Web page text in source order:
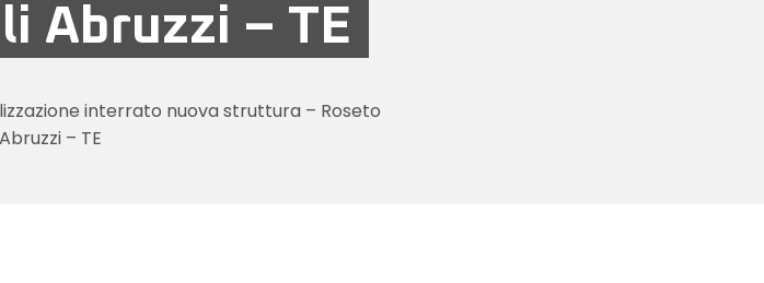
Abruzzi – TE
interrato nuova struttura – Roseto
– TE